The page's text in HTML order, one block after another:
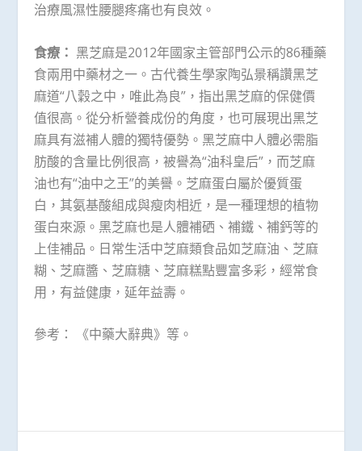
治療風濕性腰腿疼痛也有良效。
食療： 黑芝麻是2012年國家主管部門公示的86種藥
食兩用中藥材之一。古代養生學家陶弘景稱讚黑芝
麻道“八穀之中，唯此為良”，指出黑芝麻的保健價
值很高。從分析營養成份的角度，也可展現出黑芝
麻具有滋補人體的獨特優勢。黑芝麻中人體必需脂
肪酸的含量比例很高，被譽為“油科皇后”，而芝麻
油也有“油中之王”的美譽。芝麻蛋白屬於優質蛋
白，其氨基酸組成與瘦肉相近，是一種理想的植物
蛋白來源。黑芝麻也是人體補硒、補鐵、補鈣等的
上佳補品。日常生活中芝麻類食品如芝麻油、芝麻
糊、芝麻醬、芝麻糖、芝麻糕點豐富多彩，經常食
用，有益健康，延年益壽。
參考： 《中藥大辭典》等。